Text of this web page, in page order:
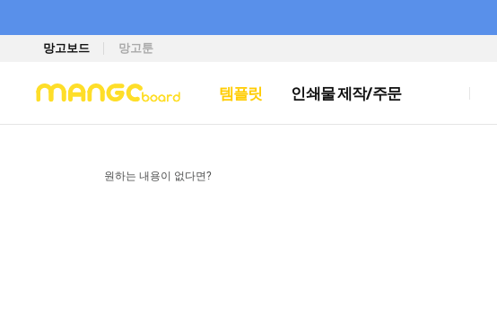
망고보드 망고툰
템플릿 인쇄물 제작/주문
원하는 내용이 없다면?